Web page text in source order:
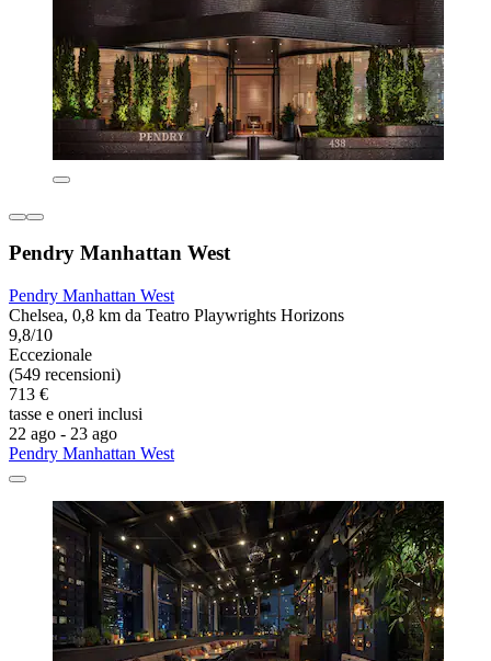
Pendry Manhattan West
Pendry Manhattan West
Chelsea, 0,8 km da Teatro Playwrights Horizons
9,8/10
Eccezionale
(549 recensioni)
713 €
tasse e oneri inclusi
22 ago - 23 ago
Pendry Manhattan West